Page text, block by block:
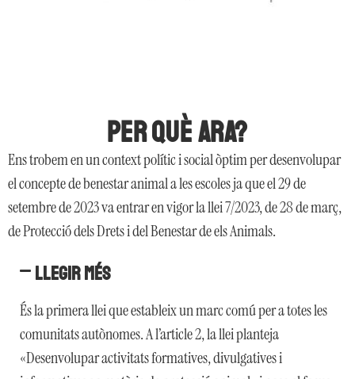
PER QUÈ ARA?
Ens trobem en un context polític i social òptim per desenvolupar
el concepte de benestar animal a les escoles ja que el 29 de
setembre de 2023 va entrar en vigor la llei 7/2023, de 28 de març,
de Protecció dels Drets i del Benestar de els Animals.
Llegir més
És la primera llei que estableix un marc comú per a totes les
comunitats autònomes. A l’article 2, la llei planteja
«Desenvolupar activitats formatives, divulgatives i